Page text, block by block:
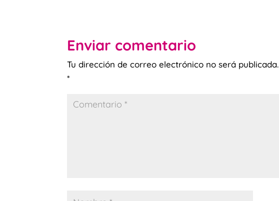
Enviar comentario
Tu dirección de correo electrónico no será publicada.
*